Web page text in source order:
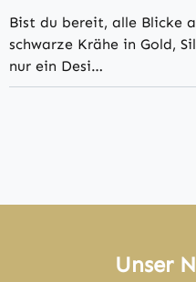
Bist du bereit, alle Blicke
schwarze Krähe in Gold,
nur ein Desi…
Unser